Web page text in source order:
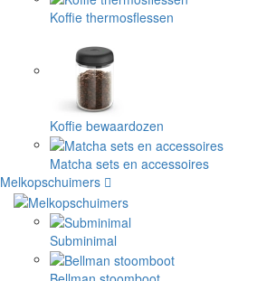
Koffie thermosflessen
Koffie bewaardozen
Matcha sets en accessoires
Melkopschuimers
Subminimal